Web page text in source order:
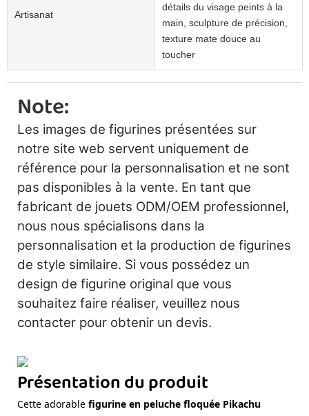
Artisanat
détails du visage peints à la
main, sculpture de précision,
texture mate douce au
toucher
Note:
Les images de figurines présentées sur
notre site web servent uniquement de
référence pour la personnalisation et ne sont
pas disponibles à la vente. En tant que
fabricant de jouets ODM/OEM professionnel,
nous nous spécialisons dans la
personnalisation et la production de figurines
de style similaire. Si vous possédez un
design de figurine original que vous
souhaitez faire réaliser, veuillez nous
contacter pour obtenir un devis.
Présentation du produit
Cette adorable figurine en peluche floquée Pikachu